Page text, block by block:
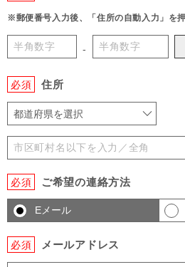
※郵便番号入力後、「住所の自動入力」を
-
必須 住所
都道府県を選択
必須 ご希望の連絡方法
Eメール
必須 メールアドレス